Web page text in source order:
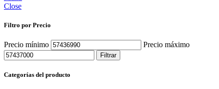
Close
Filtro por Precio
Precio mínimo Precio máximo
Filtrar
Categorías del producto